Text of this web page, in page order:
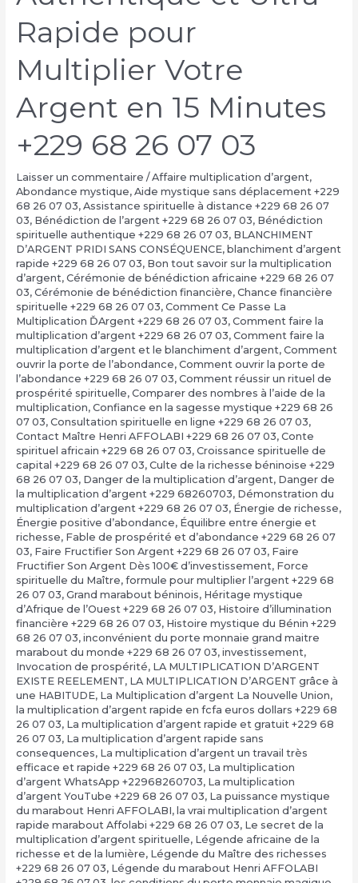
Rapide pour
Multiplier Votre
Argent en 15 Minutes
+229 68 26 07 03
Laisser un commentaire /Affaire multiplication d’argent,
Abondance mystique, Aide mystique sans déplacement +229
68 26 07 03, Assistance spirituelle à distance +229 68 26 07
03, Bénédiction de l’argent +229 68 26 07 03, Bénédiction
spirituelle authentique +229 68 26 07 03, BLANCHIMENT
D’ARGENT PRIDI SANS CONSÉQUENCE, blanchiment d’argent
rapide +229 68 26 07 03, Bon tout savoir sur la multiplication
d’argent, Cérémonie de bénédiction africaine +229 68 26 07
03, Cérémonie de bénédiction financière, Chance financière
spirituelle +229 68 26 07 03, Comment Ce Passe La
Multiplication ĎArgent +229 68 26 07 03, Comment faire la
multiplication d’argent +229 68 26 07 03, Comment faire la
multiplication d’argent et le blanchiment d’argent, Comment
ouvrir la porte de l’abondance, Comment ouvrir la porte de
l’abondance +229 68 26 07 03, Comment réussir un rituel de
prospérité spirituelle, Comparer des nombres à l’aide de la
multiplication, Confiance en la sagesse mystique +229 68 26
07 03, Consultation spirituelle en ligne +229 68 26 07 03,
Contact Maître Henri AFFOLABI +229 68 26 07 03, Conte
spirituel africain +229 68 26 07 03, Croissance spirituelle de
capital +229 68 26 07 03, Culte de la richesse béninoise +229
68 26 07 03, Danger de la multiplication d’argent, Danger de
la multiplication d’argent +229 68260703, Démonstration du
multiplication d’argent +229 68 26 07 03, Énergie de richesse,
Énergie positive d’abondance, Équilibre entre énergie et
richesse, Fable de prospérité et d’abondance +229 68 26 07
03, Faire Fructifier Son Argent +229 68 26 07 03, Faire
Fructifier Son Argent Dès 100€ d’investissement, Force
spirituelle du Maître, formule pour multiplier l’argent +229 68
26 07 03, Grand marabout béninois, Héritage mystique
d’Afrique de l’Ouest +229 68 26 07 03, Histoire d’illumination
financière +229 68 26 07 03, Histoire mystique du Bénin +229
68 26 07 03, inconvénient du porte monnaie grand maitre
marabout du monde +229 68 26 07 03, investissement,
Invocation de prospérité, LA MULTIPLICATION D’ARGENT
EXISTE REELEMENT, LA MULTIPLICATION D’ARGENT grâce à
une HABITUDE, La Multiplication d’argent La Nouvelle Union,
la multiplication d’argent rapide en fcfa euros dollars +229 68
26 07 03, La multiplication d’argent rapide et gratuit +229 68
26 07 03, La multiplication d’argent rapide sans
consequences, La multiplication d’argent un travail très
efficace et rapide +229 68 26 07 03, La multiplication
d’argent WhatsApp +22968260703, La multiplication
d’argent YouTube +229 68 26 07 03, La puissance mystique
du marabout Henri AFFOLABI, la vrai multiplication d’argent
rapide marabout Affolabi +229 68 26 07 03, Le secret de la
multiplication d’argent spirituelle, Légende africaine de la
richesse et de la lumière, Légende du Maître des richesses
+229 68 26 07 03, Légende du marabout Henri AFFOLABI